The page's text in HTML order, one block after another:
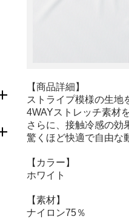
【商品詳細】
ストライプ模様の生地
4WAYストレッチ素材
さらに、接触冷感の効
驚くほど快適で自由な
【カラー】
ホワイト
【素材】
ナイロン75％